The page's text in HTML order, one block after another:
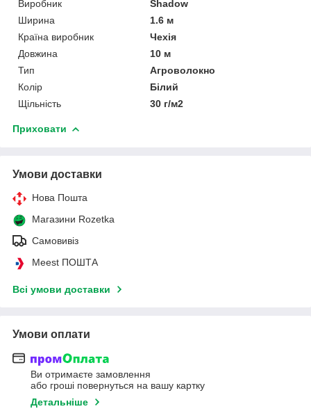
Виробник
Shadow
Ширина
1.6 м
Країна виробник
Чехія
Довжина
10 м
Тип
Агроволокно
Колір
Білий
Щільність
30 г/м2
Приховати
Умови доставки
Нова Пошта
Магазини Rozetka
Самовивіз
Meest ПОШТА
Всі умови доставки
Умови оплати
Ви отримаєте замовлення
або гроші повернуться на вашу картку
Детальніше